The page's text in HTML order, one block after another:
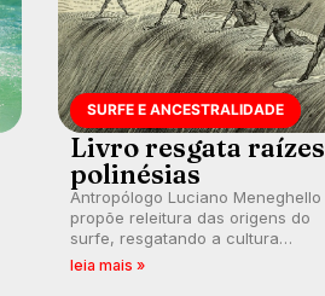
SURFE E ANCESTRALIDADE
Livro resgata raízes
polinésias
Antropólogo Luciano Meneghello
propõe releitura das origens do
surfe, resgatando a cultura
polinésia e questionando a visão
leia mais »